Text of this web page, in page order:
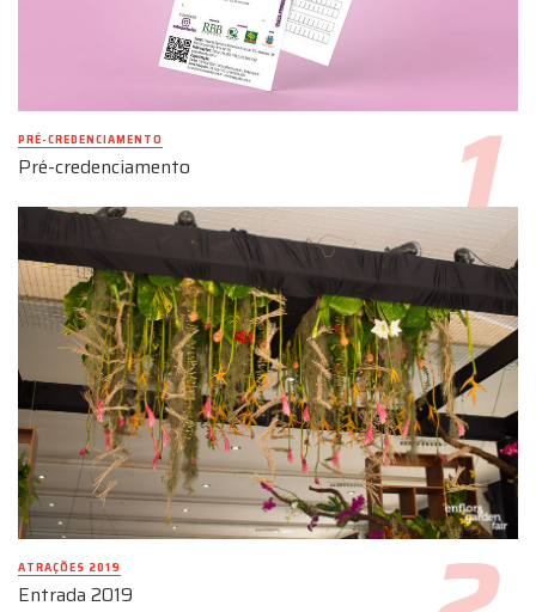
PRÉ-CREDENCIAMENTO
Pré-credenciamento
ATRAÇÕES 2019
Entrada 2019